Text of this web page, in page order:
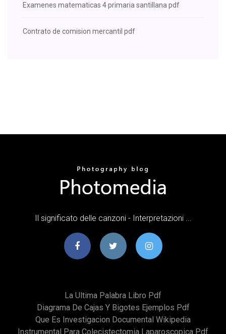
Examenes matematicas 4 primaria santillana pdf
Contrato de comision mercantil pdf
Il significato delle canzoni - Interpretazioni ...
La Ultima Palabra Libro Pdf
Diagrama De Cajas Y Bigotes Ejemplos Pdf
Que Es Investigacion Documental Wikipedia
Instrumental Para Colecistectomia Laparoscopica Pdf